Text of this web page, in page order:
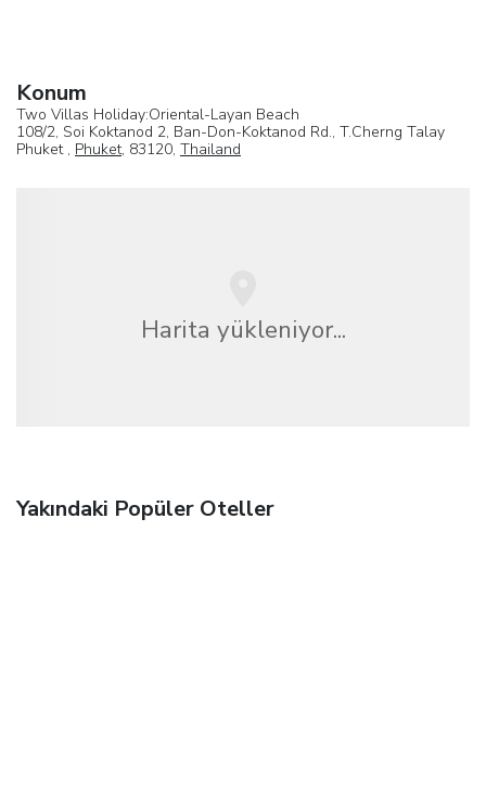
Konum
Two Villas Holiday:Oriental-Layan Beach
108/2, Soi Koktanod 2, Ban-Don-Koktanod Rd., T.Cherng Talay
Phuket , Phuket, 83120, Thailand
Harita yükleniyor...
Yakındaki Popüler Oteller